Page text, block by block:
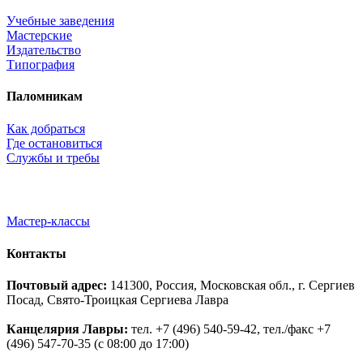
Учебные заведения
Мастерские
Издательство
Типография
Паломникам
Как добраться
Где остановиться
Службы и требы
Мастер-классы
Контакты
Почтовый адрес: 141300, Россия, Московская обл., г. Сергиев
Посад, Свято-Троицкая Сергиева Лавра
Канцелярия Лавры: тел. +7 (496) 540-59-42, тел./факс +7
(496) 547-70-35 (с 08:00 до 17:00)